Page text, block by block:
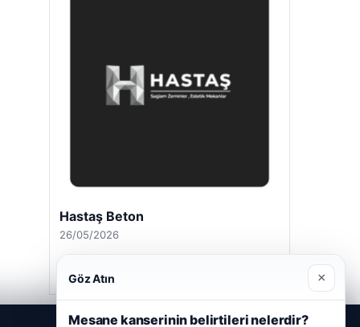
Hastaş Beton
26/05/2026
Göz Atın ×
Mesane kanserinin belirtileri nelerdir?